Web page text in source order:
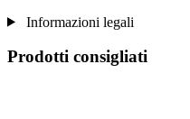
Informazioni legali
Prodotti consigliati